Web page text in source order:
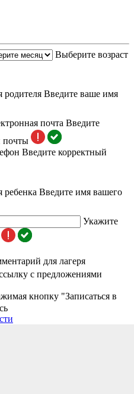
Выберите возраст
родителя Введите ваше имя
почта Введите
почты
Введите корректный
ребенка Введите имя вашего
Укажите
для лагеря
с предложениями
кнопку "Записаться в